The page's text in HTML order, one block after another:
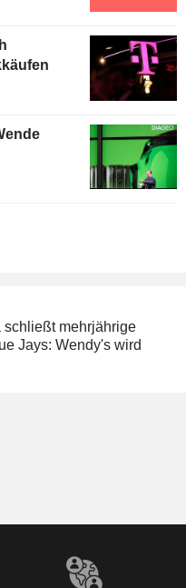
schließt mehrjährige
Jays: Wendy's wird